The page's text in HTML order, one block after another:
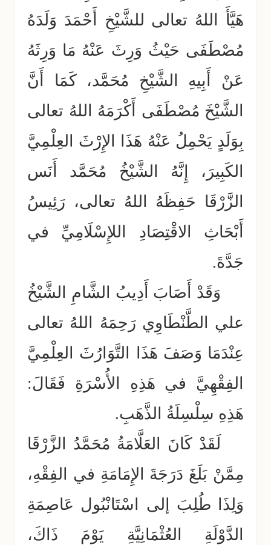
هَيَّأَ اللهُ تعالى للشَّيْخِ أَحْمَدَ وَلَدَهُ
مُصْطَفَى حَيْثُ وَرِثَ عَنْهُ مَا وَرِثَهُ
عَنْ أَبِيهِ الشَّيْخِ مُحَمَّد، كَمَا أَنَّ
الشَّيْخَ مُصْطَفَى أَكْرَمَهُ اللهُ تعالى
بِوَلَدٍ يَحْمِلُ عَنْهُ هَذَا الإِرْثَ العِلْمِيَّ
الكَبِيرَ، إِنَّهُ الشَّيْخُ مُحَمَّد أَنَس
الزَّرْقَا حَفِظَهُ اللهُ تعالى، رَئِيسُ
أَبْحَاثِ الاقْتِصَادِ اللإِسْلَامِيِّ في
جَدَّةَ.
وَقَدْ أَصَابَ أَدِيبُ الشَّامِ الشَّيْخُ
علي الطَّنْطَاوِي رَحِمَهُ اللهُ تعالى
عِنْدَمَا وَصَفَ هَذَا التَّوَارُثَ العِلْمِيَّ
الفِقْهِيَّ في هَذِهِ الأُسْرَةِ فَقَالَ:
هَذِهِ سِلْسِلَةُ الذَّهَبِ.
لَقَدْ كَانَ العَلَّامَةُ مُحَمَّدُ الزَّرْقَا
مِمَّنْ بَلَغَ دَرَجَةَ الإِمَامَةِ في الفِقْهِ،
وَلِذَا طُلِبَ إلى اسْتَانْبُول عَاصِمَةِ
الدَّوْلَةِ العُثْمَانِيَّةِ يَوْمَ ذَاكَ،